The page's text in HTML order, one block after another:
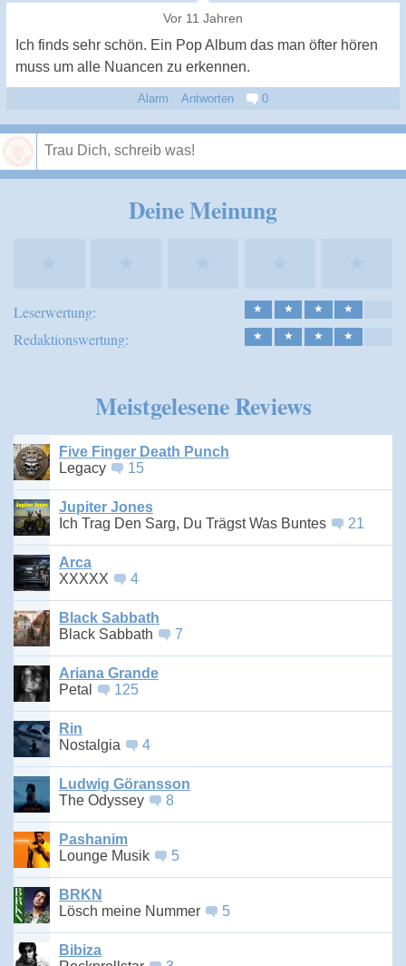
Vor 11 Jahren
Ich finds sehr schön. Ein Pop Album das man öfter hören
muss um alle Nuancen zu erkennen.
Alarm Antworten 0
Deine Meinung
Leserwertung: ★ ★ ★ ★
Redaktionswertung: ★ ★ ★ ★
Meistgelesene Reviews
Five Finger Death Punch
Legacy
15
Jupiter Jones
Ich Trag Den Sarg, Du Trägst Was Buntes
21
Arca
XXXXX
4
Black Sabbath
Black Sabbath
7
Ariana Grande
Petal
125
Rin
Nostalgia
4
Ludwig Göransson
The Odyssey
8
Pashanim
Lounge Musik
5
BRKN
Lösch meine Nummer
5
Bibiza